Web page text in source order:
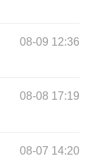
08-09 12:36
08-08 17:19
08-07 14:20